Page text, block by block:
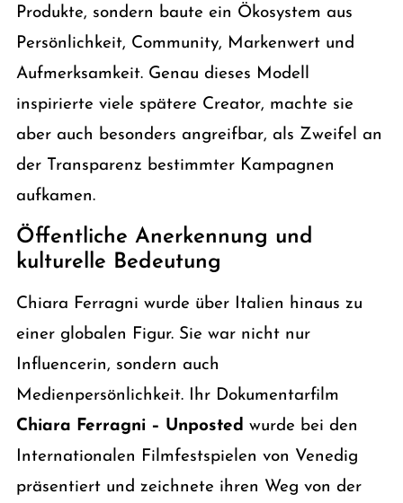
Produkte, sondern baute ein Ökosystem aus
Persönlichkeit, Community, Markenwert und
Aufmerksamkeit. Genau dieses Modell
inspirierte viele spätere Creator, machte sie
aber auch besonders angreifbar, als Zweifel an
der Transparenz bestimmter Kampagnen
aufkamen.
Öffentliche Anerkennung und
kulturelle Bedeutung
Chiara Ferragni wurde über Italien hinaus zu
einer globalen Figur. Sie war nicht nur
Influencerin, sondern auch
Medienpersönlichkeit. Ihr Dokumentarfilm
Chiara Ferragni – Unposted wurde bei den
Internationalen Filmfestspielen von Venedig
präsentiert und zeichnete ihren Weg von der